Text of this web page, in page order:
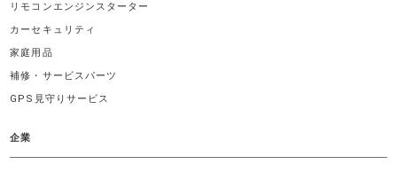
リモコンエンジンスターター
カーセキュリティ
家庭用品
補修・サービスパーツ
GPS見守りサービス
企業